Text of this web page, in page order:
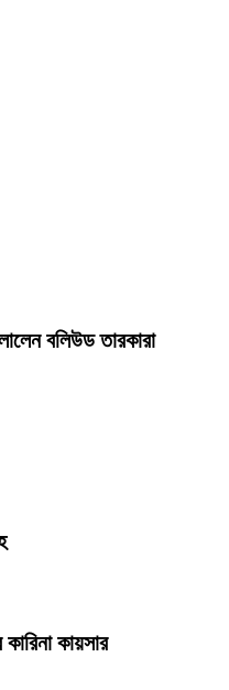
বলিউড তারকারা
কায়সার